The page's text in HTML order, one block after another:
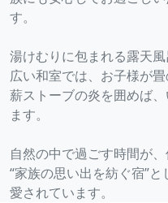
す。
湯けむりに包まれる露天風
広い和室では、お子様が畳
薪ストーブの炎を囲めば
ます。
自然の中で過ごす時間が、
“家族の思い出を紡ぐ宿”
愛されています。